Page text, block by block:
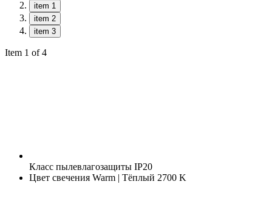
item 1
item 2
item 3
Item 1 of 4
Класс пылевлагозащиты IP20
Цвет свечения Warm | Тёплый 2700 K